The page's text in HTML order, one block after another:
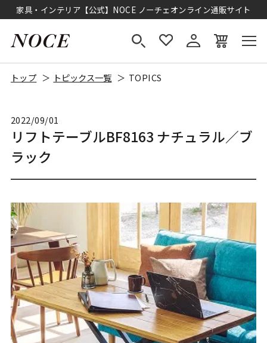
家具・インテリア【公式】NOCE ノーチェオンライン通販サイト
トップ トピックス一覧 TOPICS
2022/09/01
リフトテーブルBF8163 ナチュラル／ブ
ラック